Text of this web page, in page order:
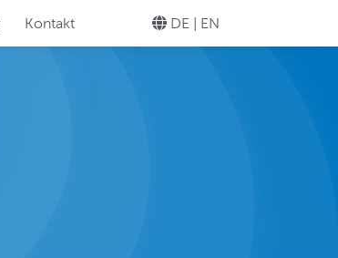
Kontakt DE | EN